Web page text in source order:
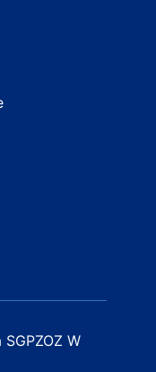
SGPZOZ W